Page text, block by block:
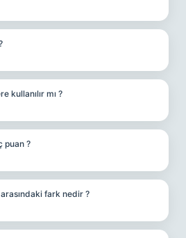
kullanılır mı ?
puan ?
fark nedir ?